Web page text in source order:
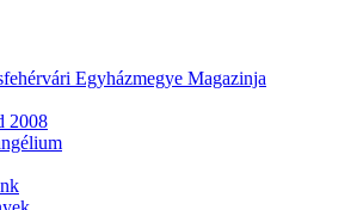
Egyházmegye Magazinja
2008